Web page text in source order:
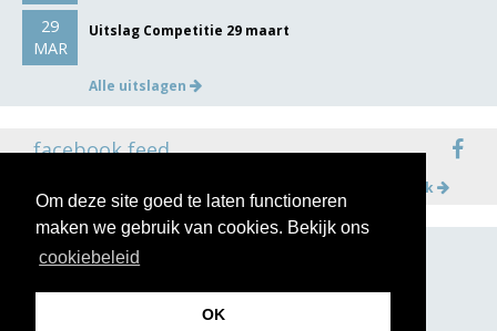
Om deze site goed te laten functioneren
maken we gebruik van cookies. Bekijk ons
cookiebeleid
OK
29
MAR
Uitslag Competitie 29 maart
Alle uitslagen
facebook feed
Meer op facebook
volg ons op